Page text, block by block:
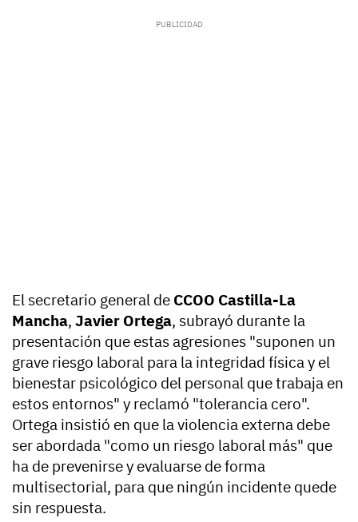
El secretario general de CCOO Castilla-La
Mancha, Javier Ortega, subrayó durante la
presentación que estas agresiones "suponen un
grave riesgo laboral para la integridad física y el
bienestar psicológico del personal que trabaja en
estos entornos" y reclamó "tolerancia cero".
Ortega insistió en que la violencia externa debe
ser abordada "como un riesgo laboral más" que
ha de prevenirse y evaluarse de forma
multisectorial, para que ningún incidente quede
sin respuesta.